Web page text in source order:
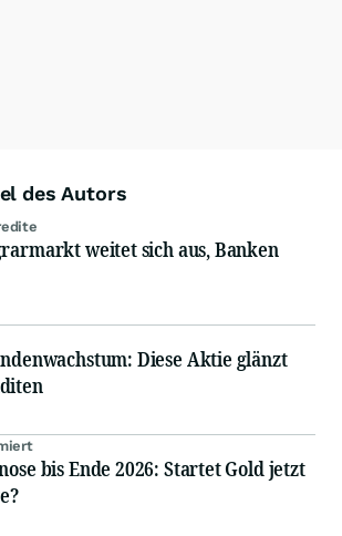
des Autors
weitet sich aus, Banken
Diese Aktie glänzt
bis Ende 2026: Startet Gold jetzt